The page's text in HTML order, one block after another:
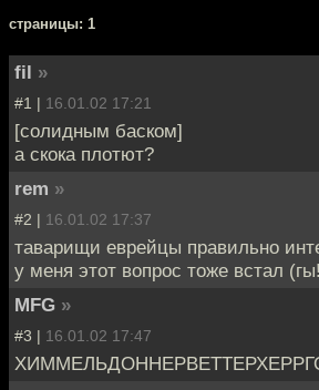
cтраницы: 1
fil »
#1 | 16.01.02 17:21
[солидным баском]
а скока плотют?
rem »
#2 | 16.01.02 17:37
таварищи еврейцы правильно
у меня этот вопрос тоже встал
MFG »
#3 | 16.01.02 17:47